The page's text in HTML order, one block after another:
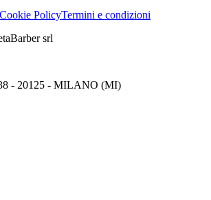
PolicyTermini e condizioni
srl
- 20125 - MILANO (MI)